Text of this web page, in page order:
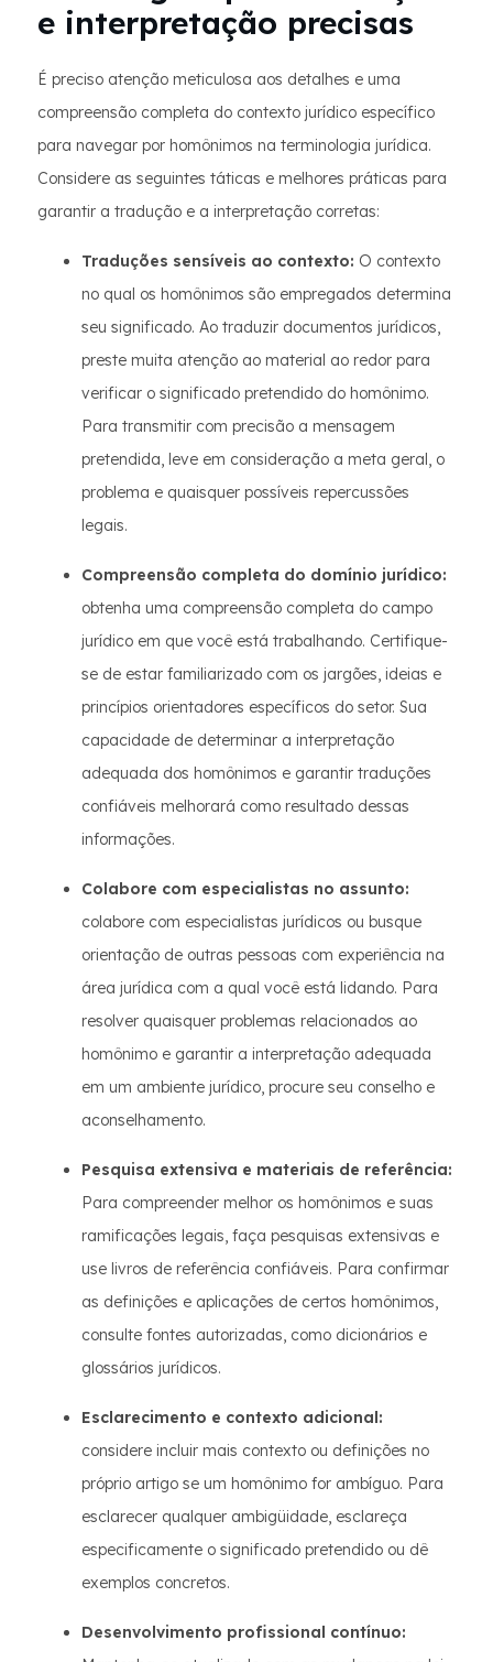
e interpretação precisas
É preciso atenção meticulosa aos detalhes e uma
compreensão completa do contexto jurídico específico
para navegar por homônimos na terminologia jurídica.
Considere as seguintes táticas e melhores práticas para
garantir a tradução e a interpretação corretas:
Traduções sensíveis ao contexto: O contexto
no qual os homônimos são empregados determina
seu significado. Ao traduzir documentos jurídicos,
preste muita atenção ao material ao redor para
verificar o significado pretendido do homônimo.
Para transmitir com precisão a mensagem
pretendida, leve em consideração a meta geral, o
problema e quaisquer possíveis repercussões
legais.
Compreensão completa do domínio jurídico:
obtenha uma compreensão completa do campo
jurídico em que você está trabalhando. Certifique-
se de estar familiarizado com os jargões, ideias e
princípios orientadores específicos do setor. Sua
capacidade de determinar a interpretação
adequada dos homônimos e garantir traduções
confiáveis melhorará como resultado dessas
informações.
Colabore com especialistas no assunto:
colabore com especialistas jurídicos ou busque
orientação de outras pessoas com experiência na
área jurídica com a qual você está lidando. Para
resolver quaisquer problemas relacionados ao
homônimo e garantir a interpretação adequada
em um ambiente jurídico, procure seu conselho e
aconselhamento.
Pesquisa extensiva e materiais de referência:
Para compreender melhor os homônimos e suas
ramificações legais, faça pesquisas extensivas e
use livros de referência confiáveis. Para confirmar
as definições e aplicações de certos homônimos,
consulte fontes autorizadas, como dicionários e
glossários jurídicos.
Esclarecimento e contexto adicional:
considere incluir mais contexto ou definições no
próprio artigo se um homônimo for ambíguo. Para
esclarecer qualquer ambigüidade, esclareça
especificamente o significado pretendido ou dê
exemplos concretos.
Desenvolvimento profissional contínuo: